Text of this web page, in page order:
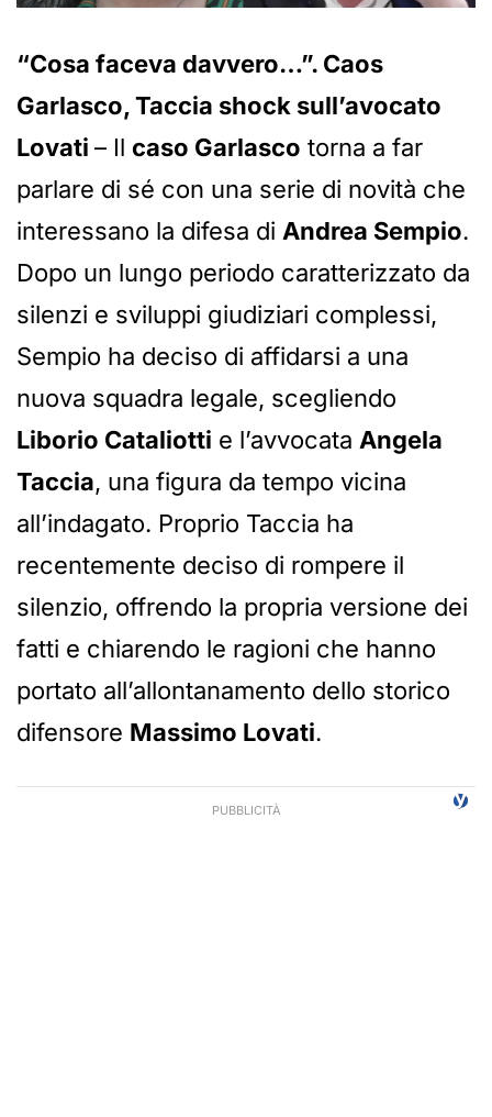
“Cosa faceva davvero…”. Caos
Garlasco, Taccia shock sull’avocato
Lovati – Il caso Garlasco torna a far
parlare di sé con una serie di novità che
interessano la difesa di Andrea Sempio.
Dopo un lungo periodo caratterizzato da
silenzi e sviluppi giudiziari complessi,
Sempio ha deciso di affidarsi a una
nuova squadra legale, scegliendo
Liborio Cataliotti e l’avvocata Angela
Taccia, una figura da tempo vicina
all’indagato. Proprio Taccia ha
recentemente deciso di rompere il
silenzio, offrendo la propria versione dei
fatti e chiarendo le ragioni che hanno
portato all’allontanamento dello storico
difensore Massimo Lovati.